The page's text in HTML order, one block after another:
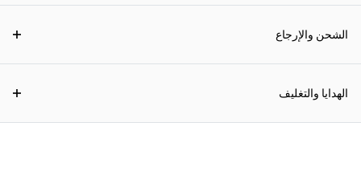
الشحن والإرجاع
الهدايا والتغليف